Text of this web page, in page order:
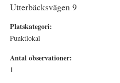
Utterbäcksvägen 9
Platskategori:
Punktlokal
Antal observationer:
1